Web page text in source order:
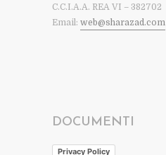
C.C.I.A.A. REA VI – 382702
Email: web@sharazad.com
DOCUMENTI
Privacy Policy